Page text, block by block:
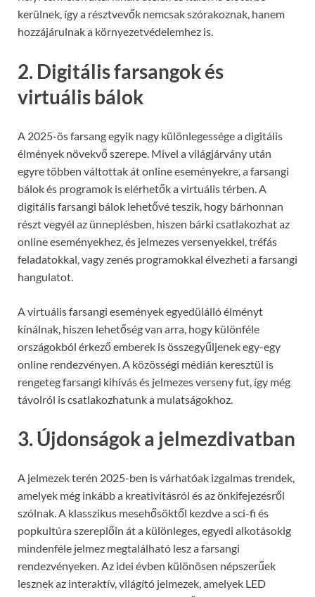
kerülnek, így a résztvevők nemcsak szórakoznak, hanem
hozzájárulnak a környezetvédelemhez is.
2. Digitális farsangok és
virtuális bálok
A 2025-ös farsang egyik nagy különlegessége a digitális
élmények növekvő szerepe. Mivel a világjárvány után
egyre többen váltottak át online eseményekre, a farsangi
bálok és programok is elérhetők a virtuális térben. A
digitális farsangi bálok lehetővé teszik, hogy bárhonnan
részt vegyél az ünneplésben, hiszen bárki csatlakozhat az
online eseményekhez, és jelmezes versenyekkel, tréfás
feladatokkal, vagy zenés programokkal élvezheti a farsangi
hangulatot.
A virtuális farsangi események egyedülálló élményt
kínálnak, hiszen lehetőség van arra, hogy különféle
országokból érkező emberek is összegyűljenek egy-egy
online rendezvényen. A közösségi médián keresztül is
rengeteg farsangi kihívás és jelmezes verseny fut, így még
távolról is csatlakozhatunk a mulatságokhoz.
3. Újdonságok a jelmezdivatban
A jelmezek terén 2025-ben is várhatóak izgalmas trendek,
amelyek még inkább a kreativitásról és az önkifejezésről
szólnak. A klasszikus mesehősöktől kezdve a sci-fi és
popkultúra szereplőin át a különleges, egyedi alkotásokig
mindenféle jelmez megtalálható lesz a farsangi
rendezvényeken. Az idei évben különösen népszerűek
lesznek az interaktív, világító jelmezek, amelyek LED